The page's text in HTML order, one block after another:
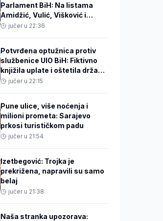
Parlament BiH: Na listama
Amidžić, Vulić, Višković i
Kovačević
jučer u 22:36
Potvrđena optužnica protiv
službenice UIO BiH: Fiktivno
knjižila uplate i oštetila državu
za 186.415 KM
jučer u 22:15
Pune ulice, više noćenja i
milioni prometa: Sarajevo
prkosi turističkom padu
jučer u 21:54
Izetbegović: Trojka je
prekrižena, napravili su samo
belaj
jučer u 21:38
Naša stranka upozorava: